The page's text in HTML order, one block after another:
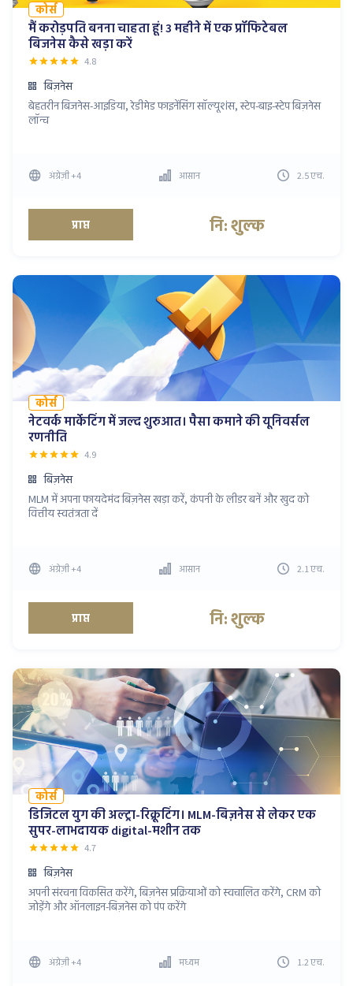
कोर्स
मैं करोड़पति बनना चाहता हूं! 3 महीने में एक प्रॉफिटेबल
बिजनेस कैसे खड़ा करें
4.8
बिज़नेस
बेहतरीन बिजनेस-आइडिया, रेडीमेड फाइनेंसिंग सॉल्यूशंस, स्टेप-बाइ-स्टेप बिज़नेस
लॉन्च
अंग्रेज़ी+4 आसान 2.5एच.
प्राप्त नि: शुल्क
कोर्स
नेटवर्क मार्केटिंग में जल्द शुरुआत। पैसा कमाने की यूनिवर्सल
रणनीति
4.9
बिज़नेस
MLM में अपना फायदेमंद बिज़नेस खड़ा करें, कंपनी के लीडर बनें और खुद को
वित्तीय स्वतंत्रता दें
अंग्रेज़ी+4 आसान 2.1एच.
प्राप्त नि: शुल्क
कोर्स
डिजिटल युग की अल्ट्रा-रिक्रूटिंग। MLM-बिज़नेस से लेकर एक
सुपर-लाभदायक digital-मशीन तक
4.7
बिज़नेस
अपनी संरचना विकसित करेंगे, बिज़नेस प्रक्रियाओं को स्वचालित करेंगे, CRM को
जोड़ेंगे और ऑनलाइन-बिज़नेस को पंप करेंगे
अंग्रेज़ी+4 मध्यम 1.2एच.